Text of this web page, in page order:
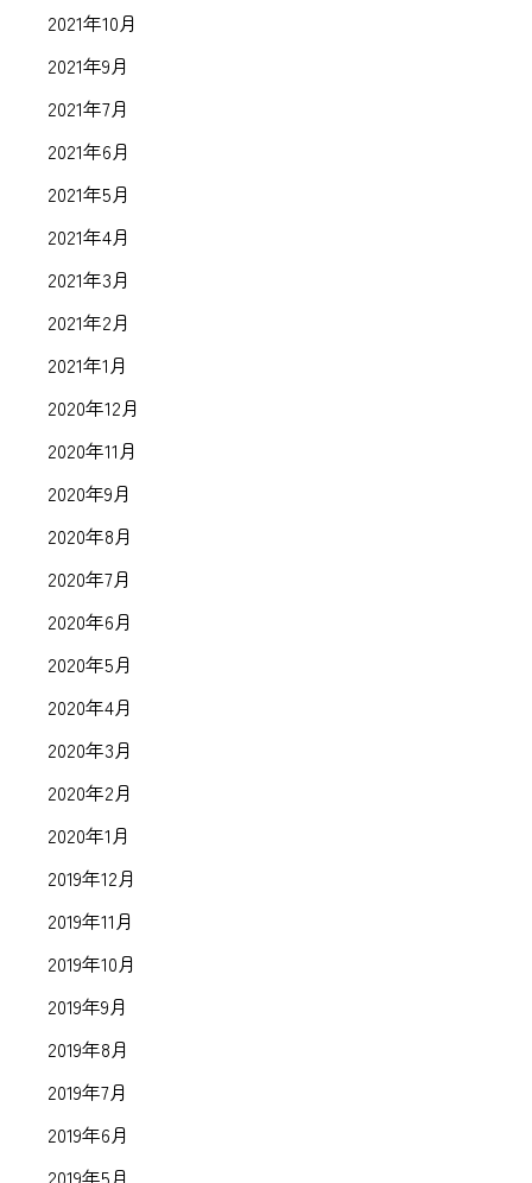
2021年10月
2021年9月
2021年7月
2021年6月
2021年5月
2021年4月
2021年3月
2021年2月
2021年1月
2020年12月
2020年11月
2020年9月
2020年8月
2020年7月
2020年6月
2020年5月
2020年4月
2020年3月
2020年2月
2020年1月
2019年12月
2019年11月
2019年10月
2019年9月
2019年8月
2019年7月
2019年6月
2019年5月